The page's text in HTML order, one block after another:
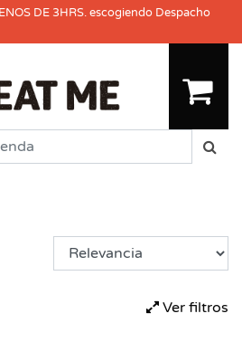
DE 3HRS. escogiendo Despacho
Ver filtros